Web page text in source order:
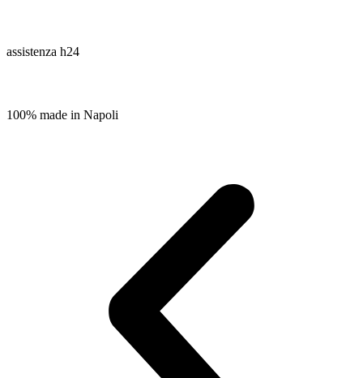
assistenza h24
100% made in Napoli